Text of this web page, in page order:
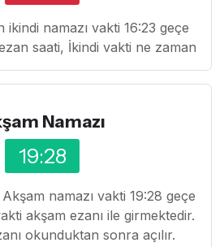
ikindi namazı vakti 16:23 geçe
saati, İkindi vakti ne zaman
Namazı
19:28
namazı vakti 19:28 geçe
akşam ezanı ile girmektedir.
okunduktan sonra açılır.